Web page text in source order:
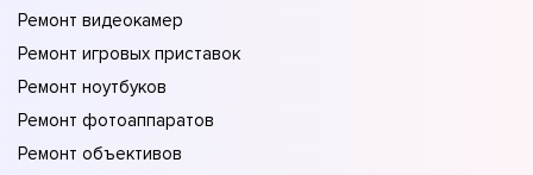
Ремонт видеокамер
Ремонт игровых приставок
Ремонт ноутбуков
Ремонт фотоаппаратов
Ремонт объективов